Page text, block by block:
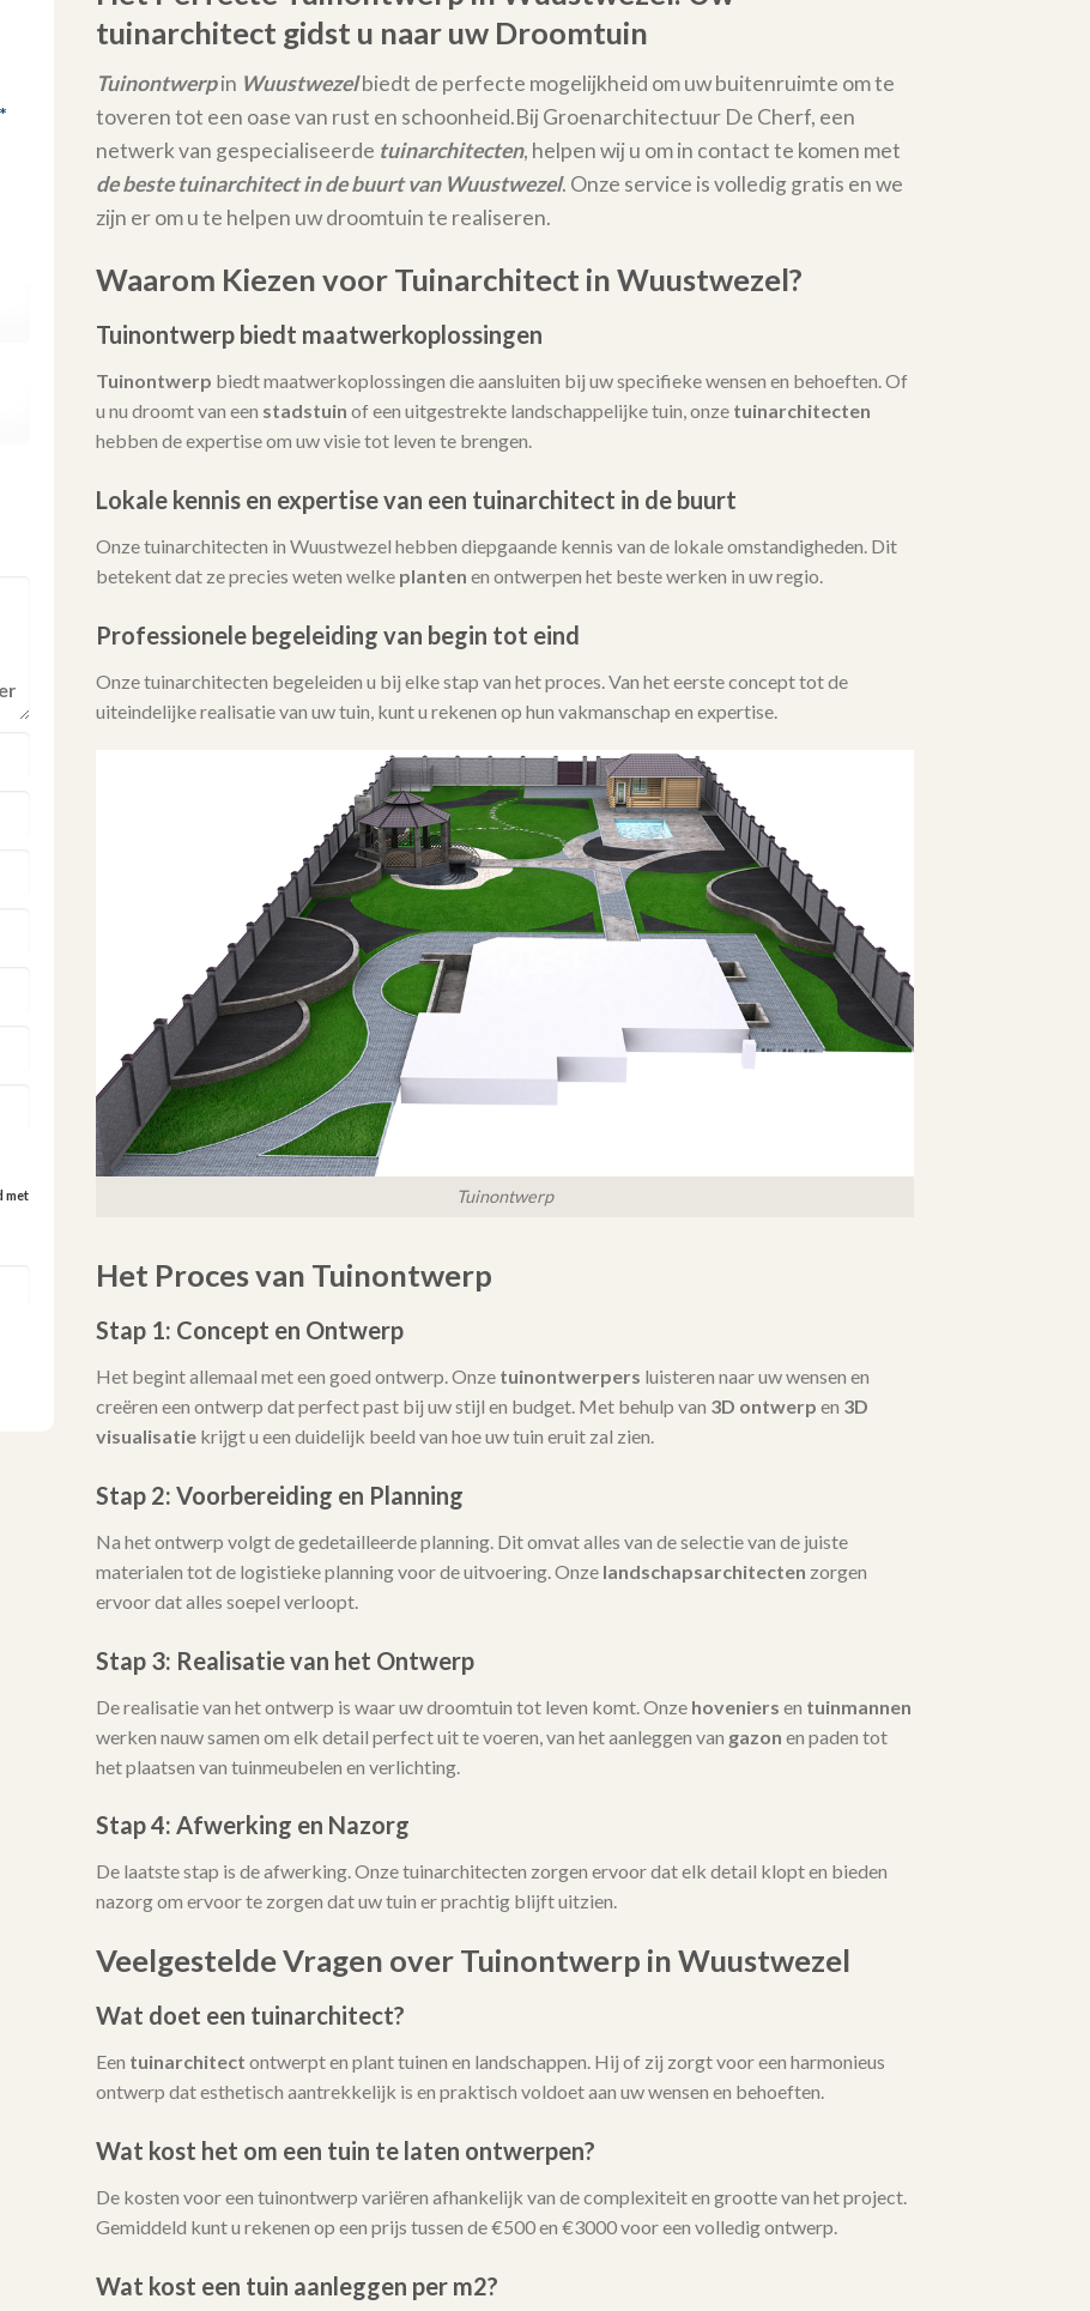
met
tuinarchitect gidst u naar uw Droomtuin
Tuinontwerpin Wuustwezelbiedt de perfecte mogelijkheid om uw buitenruimte om te
toveren tot een oase van rust en schoonheid.Bij Groenarchitectuur De Cherf, een
netwerk van gespecialiseerde tuinarchitecten, helpen wij u om in contact te komen met
de beste tuinarchitect in de buurt van Wuustwezel. Onze service is volledig gratis en we
zijn er om u te helpen uw droomtuin te realiseren.
Waarom Kiezen voor Tuinarchitect in Wuustwezel?
Tuinontwerp biedt maatwerkoplossingen
Tuinontwerp biedt maatwerkoplossingen die aansluiten bij uw specifieke wensen en behoeften. Of
u nu droomt van een stadstuin of een uitgestrekte landschappelijke tuin, onze tuinarchitecten
hebben de expertise om uw visie tot leven te brengen.
Lokale kennis en expertise van een tuinarchitect in de buurt
Onze tuinarchitecten in Wuustwezel hebben diepgaande kennis van de lokale omstandigheden. Dit
betekent dat ze precies weten welke planten en ontwerpen het beste werken in uw regio.
Professionele begeleiding van begin tot eind
Onze tuinarchitecten begeleiden u bij elke stap van het proces. Van het eerste concept tot de
uiteindelijke realisatie van uw tuin, kunt u rekenen op hun vakmanschap en expertise.
Tuinontwerp
Het Proces van Tuinontwerp
Stap 1: Concept en Ontwerp
Het begint allemaal met een goed ontwerp. Onze tuinontwerpers luisteren naar uw wensen en
creëren een ontwerp dat perfect past bij uw stijl en budget. Met behulp van 3D ontwerp en 3D
visualisatiekrijgt u een duidelijk beeld van hoe uw tuin eruit zal zien.
Stap 2: Voorbereiding en Planning
Na het ontwerp volgt de gedetailleerde planning. Dit omvat alles van de selectie van de juiste
materialen tot de logistieke planning voor de uitvoering. Onze landschapsarchitecten zorgen
ervoor dat alles soepel verloopt.
Stap 3: Realisatie van het Ontwerp
De realisatie van het ontwerp is waar uw droomtuin tot leven komt. Onze hoveniers en tuinmannen
werken nauw samen om elk detail perfect uit te voeren, van het aanleggen van gazon en paden tot
het plaatsen van tuinmeubelen en verlichting.
Stap 4: Afwerking en Nazorg
De laatste stap is de afwerking. Onze tuinarchitecten zorgen ervoor dat elk detail klopt en bieden
nazorg om ervoor te zorgen dat uw tuin er prachtig blijft uitzien.
Veelgestelde Vragen over Tuinontwerp in Wuustwezel
Wat doet een tuinarchitect?
Een tuinarchitect ontwerpt en plant tuinen en landschappen. Hij of zij zorgt voor een harmonieus
ontwerp dat esthetisch aantrekkelijk is en praktisch voldoet aan uw wensen en behoeften.
Wat kost het om een tuin te laten ontwerpen?
De kosten voor een tuinontwerp variëren afhankelijk van de complexiteit en grootte van het project.
Gemiddeld kunt u rekenen op een prijs tussen de €500 en €3000 voor een volledig ontwerp.
Wat kost een tuin aanleggen per m2?